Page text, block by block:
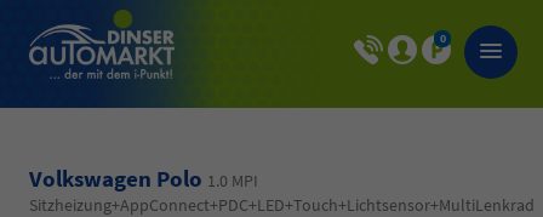
0
Volkswagen Polo 1.0 MPI
Sitzheizung+AppConnect+PDC+LED+Touch+Lichtsensor+MultiLenkrad